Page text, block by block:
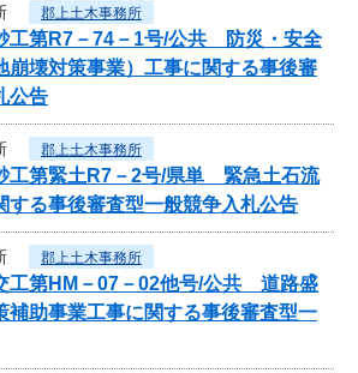
郡上土木事務所
工第R7－74－1号/公共 防災・安全
崩壊対策事業）工事に関する事後審
公告
郡上土木事務所
工第緊土R7－2号/県単 緊急土石流
する事後審査型一般競争入札公告
郡上土木事務所
工第HM－07－02他号/公共 道路盛
補助事業工事に関する事後審査型一